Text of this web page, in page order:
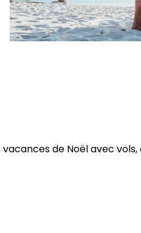
de Noël avec